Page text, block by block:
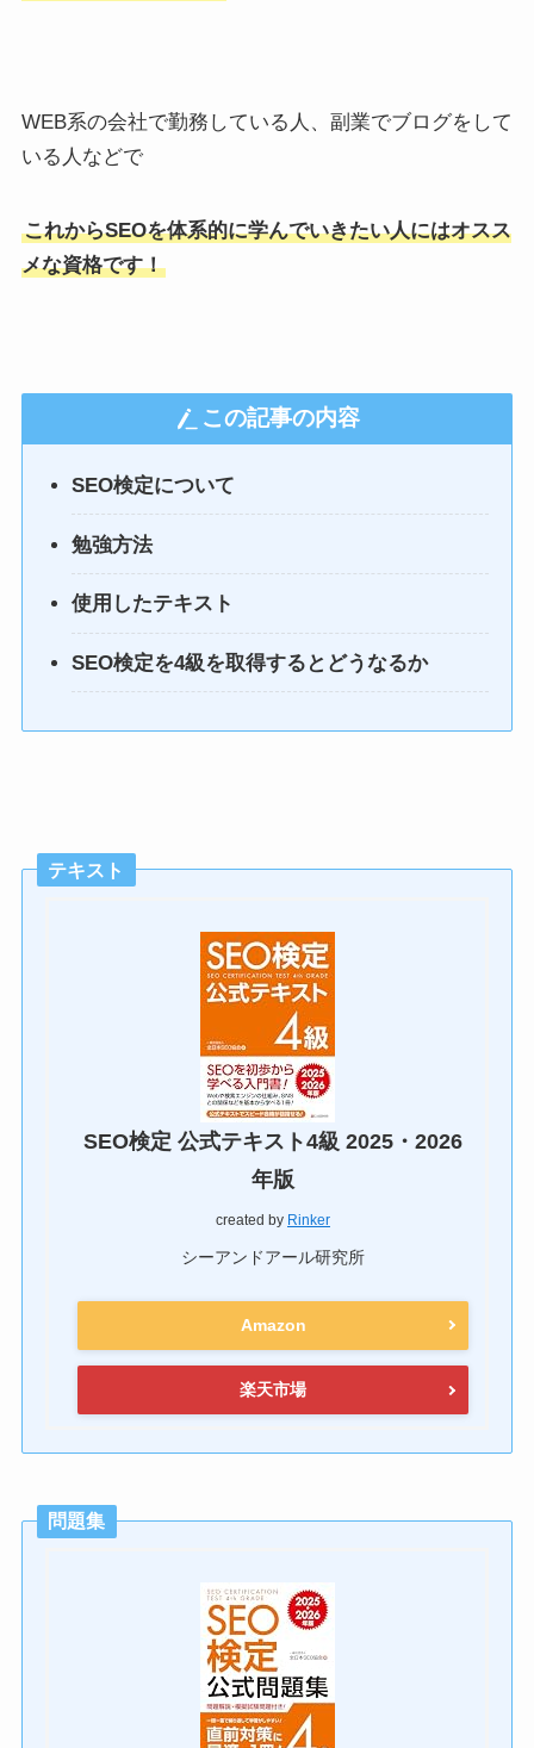
WEB系の会社で勤務している人、副業でブログをして
いる人などで
これからSEOを体系的に学んでいきたい人にはオスス
メな資格です！
この記事の内容
SEO検定について
勉強方法
使用したテキスト
SEO検定を4級を取得するとどうなるか
テキスト
SEO検定 公式テキスト4級 2025・2026
年版
created by Rinker
シーアンドアール研究所
Amazon
楽天市場
問題集